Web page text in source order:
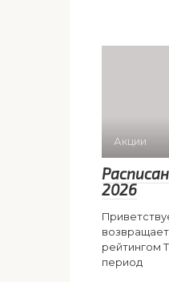
Акции
2026
рейтингом
период